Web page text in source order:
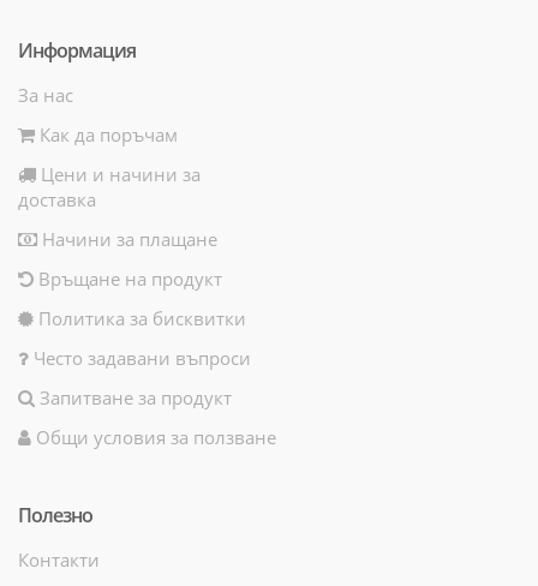
Информация
За нас
Как да поръчам
Цени и начини за
доставка
Начини за плащане
Връщане на продукт
Политика за бисквитки
Често задавани въпроси
Запитване за продукт
Общи условия за ползване
Полезно
Контакти